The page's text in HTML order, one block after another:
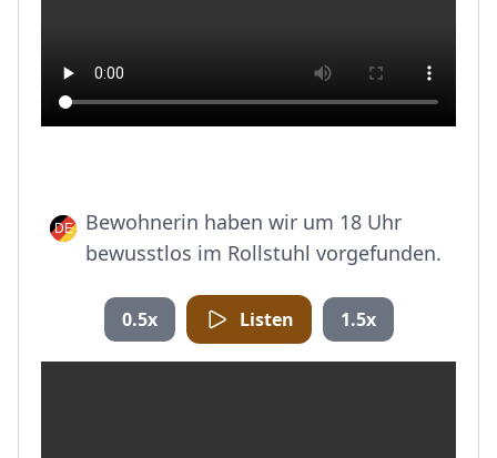
Bewohnerin haben wir um 18 Uhr
bewusstlos im Rollstuhl vorgefunden.
0.5x Listen 1.5x